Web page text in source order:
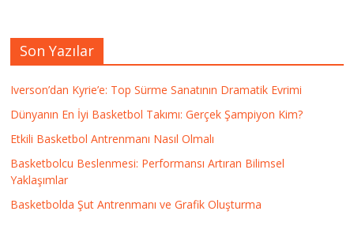
Son Yazılar
Iverson’dan Kyrie’e: Top Sürme Sanatının Dramatik Evrimi
Dünyanın En İyi Basketbol Takımı: Gerçek Şampiyon Kim?
Etkili Basketbol Antrenmanı Nasıl Olmalı
Basketbolcu Beslenmesi: Performansı Artıran Bilimsel
Yaklaşımlar
Basketbolda Şut Antrenmanı ve Grafik Oluşturma